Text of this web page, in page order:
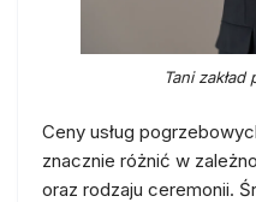
Tani
Ceny usług
znacznie różnić w
oraz rodzaju ceremonii.